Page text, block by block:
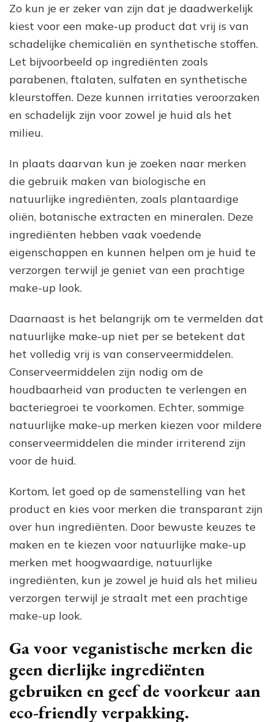
Zo kun je er zeker van zijn dat je daadwerkelijk
kiest voor een make-up product dat vrij is van
schadelijke chemicaliën en synthetische stoffen.
Let bijvoorbeeld op ingrediënten zoals
parabenen, ftalaten, sulfaten en synthetische
kleurstoffen. Deze kunnen irritaties veroorzaken
en schadelijk zijn voor zowel je huid als het
milieu.
In plaats daarvan kun je zoeken naar merken
die gebruik maken van biologische en
natuurlijke ingrediënten, zoals plantaardige
oliën, botanische extracten en mineralen. Deze
ingrediënten hebben vaak voedende
eigenschappen en kunnen helpen om je huid te
verzorgen terwijl je geniet van een prachtige
make-up look.
Daarnaast is het belangrijk om te vermelden dat
natuurlijke make-up niet per se betekent dat
het volledig vrij is van conserveermiddelen.
Conserveermiddelen zijn nodig om de
houdbaarheid van producten te verlengen en
bacteriegroei te voorkomen. Echter, sommige
natuurlijke make-up merken kiezen voor mildere
conserveermiddelen die minder irriterend zijn
voor de huid.
Kortom, let goed op de samenstelling van het
product en kies voor merken die transparant zijn
over hun ingrediënten. Door bewuste keuzes te
maken en te kiezen voor natuurlijke make-up
merken met hoogwaardige, natuurlijke
ingrediënten, kun je zowel je huid als het milieu
verzorgen terwijl je straalt met een prachtige
make-up look.
Ga voor veganistische merken die
geen dierlijke ingrediënten
gebruiken en geef de voorkeur aan
eco-friendly verpakking.